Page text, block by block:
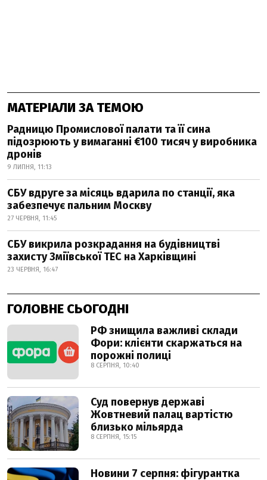
МАТЕРІАЛИ ЗА ТЕМОЮ
Радницю Промислової палати та її сина
підозрюють у вимаганні €100 тисяч у виробника
дронів
9 ЛИПНЯ, 11:13
СБУ вдруге за місяць вдарила по станції, яка
забезпечує пальним Москву
27 ЧЕРВНЯ, 11:45
СБУ викрила розкрадання на будівництві
захисту Зміївської ТЕС на Харківщині
23 ЧЕРВНЯ, 16:47
ГОЛОВНЕ СЬОГОДНІ
РФ знищила важливі склади
Фори: клієнти скаржаться на
порожні полиці
8 СЕРПНЯ, 10:40
Суд повернув державі
Жовтневий палац вартістю
близько мільярда
8 СЕРПНЯ, 15:15
Новини 7 серпня: фігурантка